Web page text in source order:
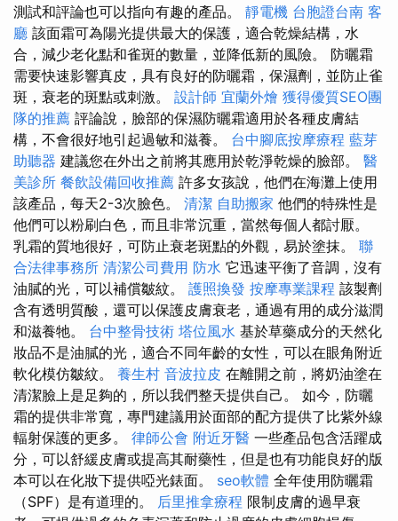
測試和評論也可以指向有趣的產品。 靜電機 台胞證台南 客
廳 該面霜可為陽光提供最大的保護，適合乾燥結構，水
合，減少老化點和雀斑的數量，並降低新的風險。 防曬霜
需要快速影響真皮，具有良好的防曬霜，保濕劑，並防止雀
斑，衰老的斑點或刺激。 設計師 宜蘭外燴 獲得優質SEO團
隊的推薦 評論說，臉部的保濕防曬霜適用於各種皮膚結
構，不會很好地引起過敏和滋養。 台中腳底按摩療程 藍芽
助聽器 建議您在外出之前將其應用於乾淨乾燥的臉部。 醫
美診所 餐飲設備回收推薦 許多女孩說，他們在海灘上使用
該產品，每天2-3次臉色。 清潔 自助搬家 他們的特殊性是
他們可以粉刷白色，而且非常沉重，當然每個人都討厭。
乳霜的質地很好，可防止衰老斑點的外觀，易於塗抹。 聯
合法律事務所 清潔公司費用 防水 它迅速平衡了音調，沒有
油膩的光，可以補償皺紋。 護照換發 按摩專業課程 該製劑
含有透明質酸，還可以保護皮膚衰老，通過有用的成分滋潤
和滋養牠。 台中整骨技術 塔位風水 基於草藥成分的天然化
妝品不是油膩的光，適合不同年齡的女性，可以在眼角附近
軟化模仿皺紋。 養生村 音波拉皮 在離開之前，將奶油塗在
清潔臉上是足夠的，所以我們整天提供自己。 如今，防曬
霜的提供非常寬，專門建議用於面部的配方提供了比紫外線
輻射保護的更多。 律師公會 附近牙醫 一些產品包含活躍成
分，可以舒緩皮膚或提高其耐藥性，但是也有功能良好的版
本可以在化妝下提供啞光錶面。 seo軟體 全年使用防曬霜
（SPF）是有道理的。 后里推拿療程 限制皮膚的過早衰